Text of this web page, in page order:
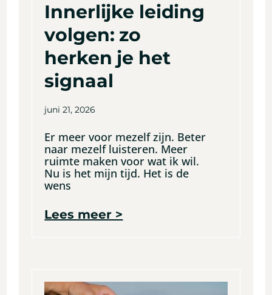
Innerlijke leiding
volgen: zo
herken je het
signaal
juni 21, 2026
Er meer voor mezelf zijn. Beter
naar mezelf luisteren. Meer
ruimte maken voor wat ik wil.
Nu is het mijn tijd. Het is de
wens
Lees meer >